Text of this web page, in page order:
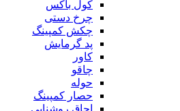
کول باکس
چرخ دستی
چکش کمپینگ
پد گرمایش
کاور
چاقو
حوله
حصار کمپینگ